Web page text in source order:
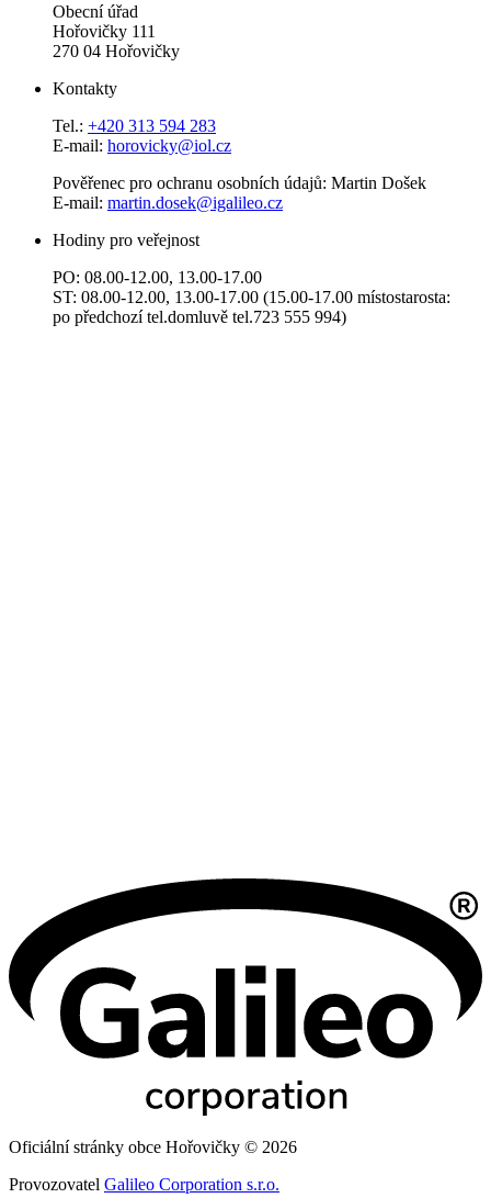
Obecní úřad
Hořovičky 111
270 04 Hořovičky
Kontakty
Tel.: +420 313 594 283
E-mail: horovicky@iol.cz
Pověřenec pro ochranu osobních údajů: Martin Došek
E-mail: martin.dosek@igalileo.cz
Hodiny pro veřejnost
PO: 08.00-12.00, 13.00-17.00
ST: 08.00-12.00, 13.00-17.00 (15.00-17.00 místostarosta:
po předchozí tel.domluvě tel.723 555 994)
Oficiální stránky obce Hořovičky © 2026
Provozovatel Galileo Corporation s.r.o.